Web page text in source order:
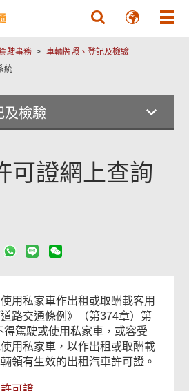
駛事務
車輛牌照、登記及檢驗
統
及檢驗
可證網上查詢
用私家車作出租或取酬載客用
路交通條例》（第374章）第
得駕駛或使用私家車，或容受
用私家車，以作出租或取酬載
領有生效的出租汽車許可證。